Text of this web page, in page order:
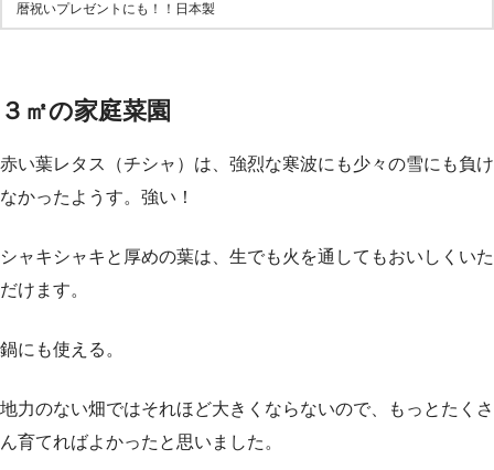
暦祝いプレゼントにも！！日本製
３㎡の家庭菜園
赤い葉レタス（チシャ）は、強烈な寒波にも少々の雪にも負け
なかったようす。強い！
シャキシャキと厚めの葉は、生でも火を通してもおいしくいた
だけます。
鍋にも使える。
地力のない畑ではそれほど大きくならないので、もっとたくさ
ん育てればよかったと思いました。